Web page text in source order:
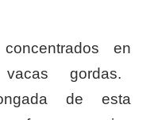
en
gordas.
de esta